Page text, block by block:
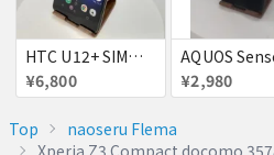
HTC U12+ SIMフリー 354395090094851
¥6,800
¥2,980
Top
naoseru Flema